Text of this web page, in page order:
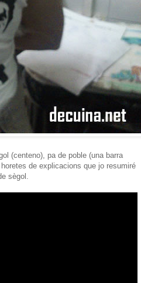
(centeno), pa de poble (una barra
de explicacions que jo resumiré
sègol.